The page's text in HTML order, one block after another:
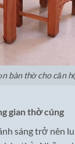
bàn thờ cho căn
gian thờ cúng
sáng trở nên